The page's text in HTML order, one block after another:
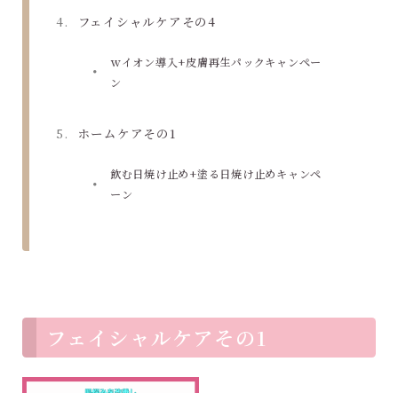
フェイシャルケアその4
ｗイオン導入+皮膚再生パックキャンペー
ン
ホームケアその1
飲む日焼け止め+塗る日焼け止めキャンペ
ーン
フェイシャルケアその1